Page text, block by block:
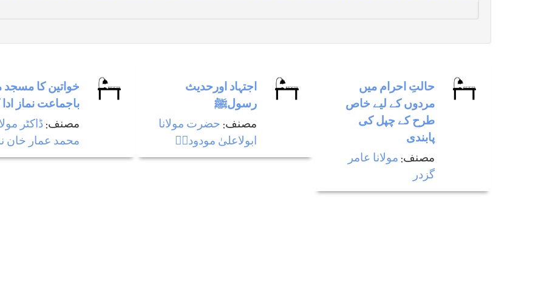
خواتین کا مسجد
باجماعت نماز ادا
مصنف:ڈاکٹر
محمد عمار خان
اجتہاد اورحديث
رسولﷺ
مصنف: حضرت مولانا
ابولاعلیٰ مودودیؒ
حالتِ احرام میں
مردوں کے لیے خاص
طرح کے چپل کی
پابندی
مصنف: مولانا عامر
گزدر